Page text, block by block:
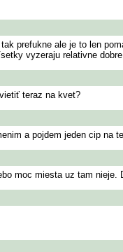
prefukne ale je to len
vyzeraju relativne
teraz na kvet?
a pojdem jeden cip na
moc miesta uz tam